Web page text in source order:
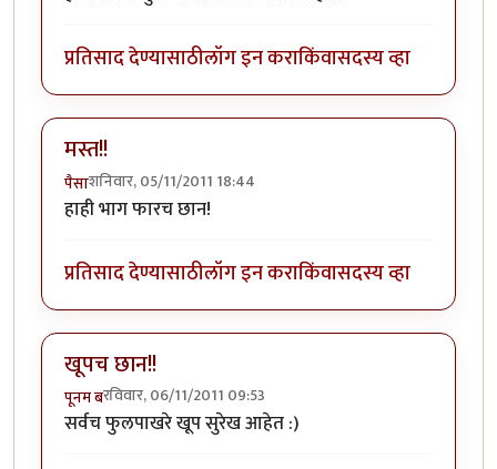
प्रतिसाद देण्यासाठीलॉग इन कराकिंवासदस्य व्हा
मस्त!!
पैसाशनिवार, 05/11/2011 18:44
हाही भाग फारच छान!
प्रतिसाद देण्यासाठीलॉग इन कराकिंवासदस्य व्हा
खूपच छान!!
पूनम बरविवार, 06/11/2011 09:53
सर्वच फुलपाखरे खूप सुरेख आहेत :)